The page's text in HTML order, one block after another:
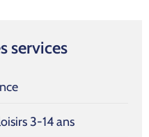
services
3-14 ans